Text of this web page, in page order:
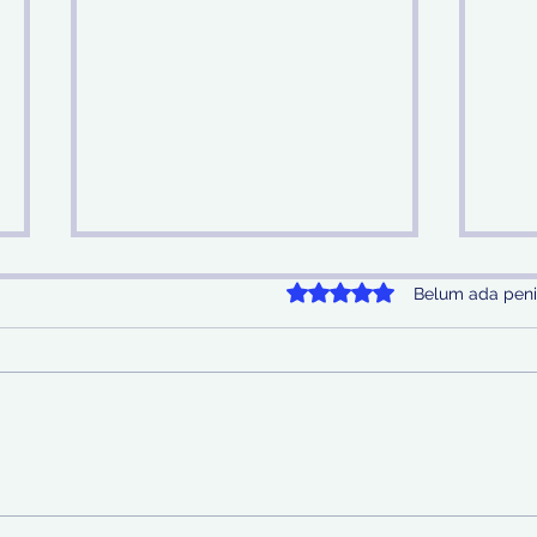
Juanda Gagalkan
Dinilai 0 dari 5 bintang.
Belum ada